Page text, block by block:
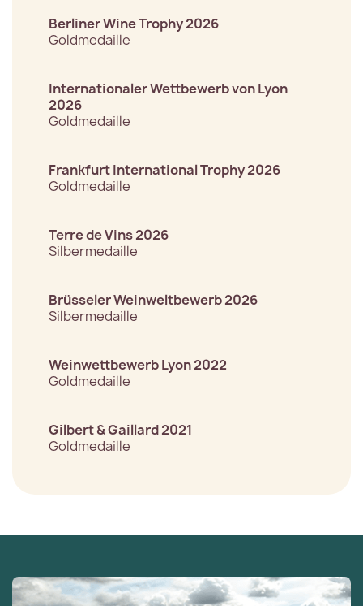
Berliner Wine Trophy 2026
Goldmedaille
Internationaler Wettbewerb von Lyon
2026
Goldmedaille
Frankfurt International Trophy 2026
Goldmedaille
Terre de Vins 2026
Silbermedaille
Brüsseler Weinweltbewerb 2026
Silbermedaille
Weinwettbewerb Lyon 2022
Goldmedaille
Gilbert & Gaillard 2021
Goldmedaille